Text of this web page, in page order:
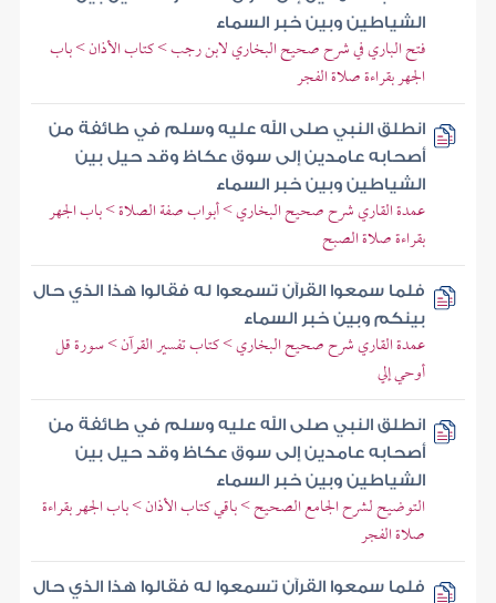
الشياطين وبين خبر السماء
فتح الباري في شرح صحيح البخاري لابن رجب > كتاب الأذان > باب
الجهر بقراءة صلاة الفجر
انطلق النبي صلى الله عليه وسلم في طائفة من
أصحابه عامدين إلى سوق عكاظ وقد حيل بين
الشياطين وبين خبر السماء
عمدة القاري شرح صحيح البخاري > أبواب صفة الصلاة > باب الجهر
بقراءة صلاة الصبح
فلما سمعوا القرآن تسمعوا له فقالوا هذا الذي حال
بينكم وبين خبر السماء
عمدة القاري شرح صحيح البخاري > كتاب تفسير القرآن > سورة قل
أوحي إلي
انطلق النبي صلى الله عليه وسلم في طائفة من
أصحابه عامدين إلى سوق عكاظ وقد حيل بين
الشياطين وبين خبر السماء
التوضيح لشرح الجامع الصحيح > باقي كتاب الأذان > باب الجهر بقراءة
صلاة الفجر
فلما سمعوا القرآن تسمعوا له فقالوا هذا الذي حال